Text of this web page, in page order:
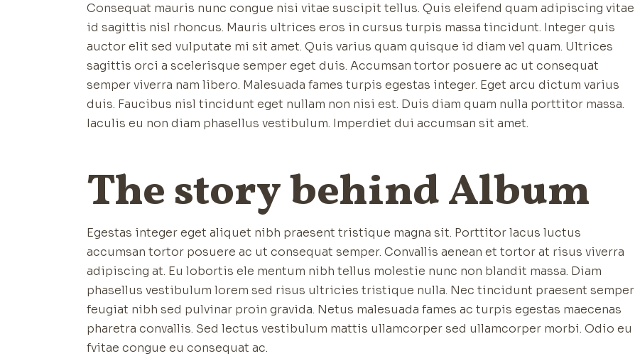
Consequat mauris nunc congue nisi vitae suscipit tellus. Quis eleifend quam adipiscing vitae
id sagittis nisl rhoncus. Mauris ultrices eros in cursus turpis massa tincidunt. Integer quis
auctor elit sed vulputate mi sit amet. Quis varius quam quisque id diam vel quam. Ultrices
sagittis orci a scelerisque semper eget duis. Accumsan tortor posuere ac ut consequat
semper viverra nam libero. Malesuada fames turpis egestas integer. Eget arcu dictum varius
duis. Faucibus nisl tincidunt eget nullam non nisi est. Duis diam quam nulla porttitor massa.
Iaculis eu non diam phasellus vestibulum. Imperdiet dui accumsan sit amet.
The story behind Album
Egestas integer eget aliquet nibh praesent tristique magna sit. Porttitor lacus luctus
accumsan tortor posuere ac ut consequat semper. Convallis aenean et tortor at risus viverra
adipiscing at. Eu lobortis ele mentum nibh tellus molestie nunc non blandit massa. Diam
phasellus vestibulum lorem sed risus ultricies tristique nulla. Nec tincidunt praesent semper
feugiat nibh sed pulvinar proin gravida. Netus malesuada fames ac turpis egestas maecenas
pharetra convallis. Sed lectus vestibulum mattis ullamcorper sed ullamcorper morbi. Odio eu
fvitae congue eu consequat ac.